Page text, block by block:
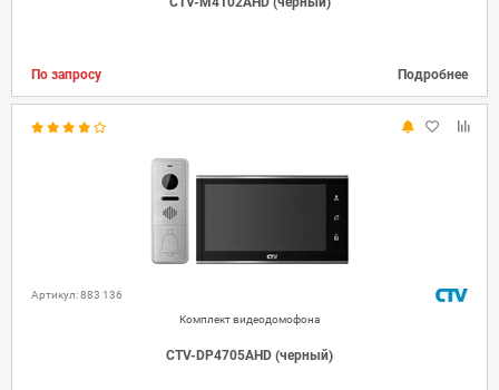
По запросу Подробнее
Артикул: 883 136
Комплект видеодомофона
CTV-DP4705AHD (черный)